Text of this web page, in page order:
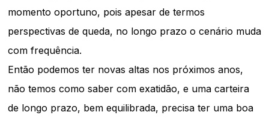
momento oportuno, pois apesar de termos
perspectivas de queda, no longo prazo o cenário muda
com frequência.
Então podemos ter novas altas nos próximos anos,
não temos como saber com exatidão, e uma carteira
de longo prazo, bem equilibrada, precisa ter uma boa